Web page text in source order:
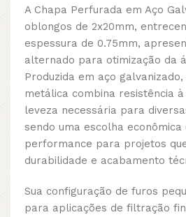
A Chapa Perfurada em Aço
oblongos de 2x20mm,
espessura de 0.75mm,
alternado para otimização da
Produzida em aço
metálica combina resistência
leveza necessária para
sendo uma escolha
performance para projetos
durabilidade e acabamento
Sua configuração de furos
para aplicações de filtração